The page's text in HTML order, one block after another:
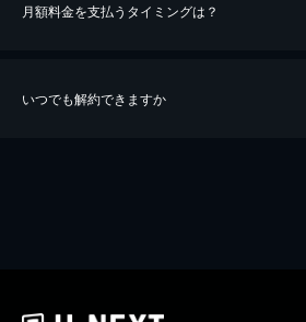
※40％ポイント還元の対象は、クレジットカード決済に
iOSアプリのUコイン決済による作品の購入 / レンタル
月額料金を支払うタイミングは？
いつでも解約できますか